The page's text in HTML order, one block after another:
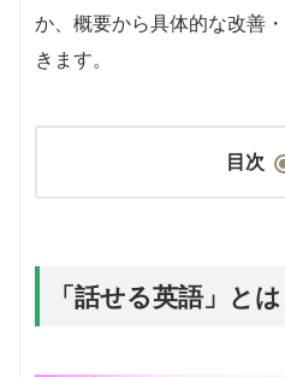
か、概要から具体的な改善
きます。
目次
「話せる英語」とは